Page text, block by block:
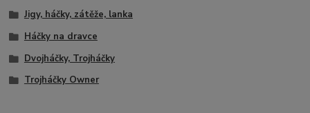
Jigy, háčky, zátěže, lanka
Háčky na dravce
Dvojháčky, Trojháčky
Trojháčky Owner